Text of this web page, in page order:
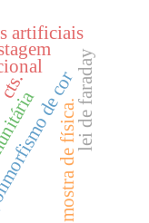
de cor
artificiais
mostra de física.
cts. lei de faraday